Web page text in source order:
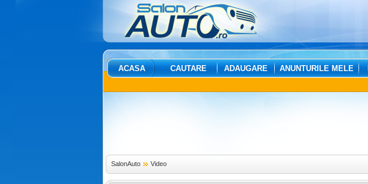
ACASA CAUTARE ADAUGARE ANUNTURILE MELE
SalonAuto Video